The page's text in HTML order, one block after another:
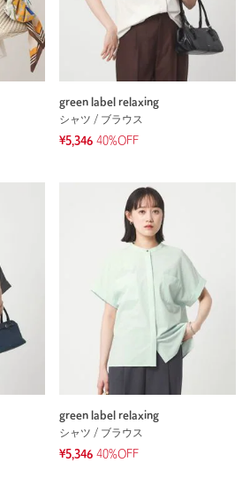
green label relaxing
シャツ / ブラウス
¥5,346 40%OFF
green label relaxing
シャツ / ブラウス
¥5,346 40%OFF